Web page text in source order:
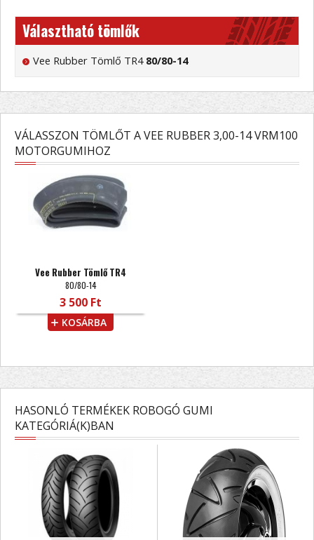
Választható tömlők
Vee Rubber Tömlő TR4 80/80-14
VÁLASSZON TÖMLŐT A VEE RUBBER 3,00-14 VRM100
MOTORGUMIHOZ
Vee Rubber Tömlő TR4
80/80-14
3 500 Ft
KOSÁRBA
HASONLÓ TERMÉKEK ROBOGÓ GUMI
KATEGÓRIÁ(K)BAN